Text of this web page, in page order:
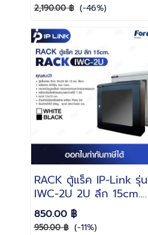
(EG)
2,190.00 ฿ (-46%)
RACK ตู้แร็ค IP-Link รุ่น
IWC-2U 2U ลึก 15cm.
ขนาด 50x15x50 cm. ลึก
15 cm.
850.00 ฿
950.00 ฿ (-11%)